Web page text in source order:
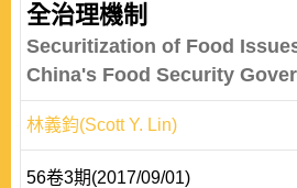
全治理機制
Securitization of Food
China's Food Security
林義鈞(Scott Y. Lin)
56卷3期(2017/09/01)